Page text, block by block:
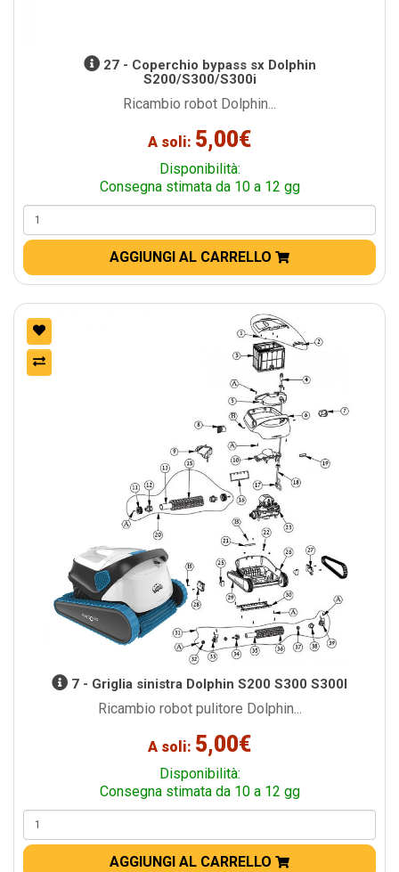
27 - Coperchio bypass sx Dolphin
S200/S300/S300i
Ricambio robot Dolphin...
A soli: 5,00€
Disponibilità:
Consegna stimata da 10 a 12 gg
AGGIUNGI AL CARRELLO
7 - Griglia sinistra Dolphin S200 S300 S300I
Ricambio robot pulitore Dolphin...
A soli: 5,00€
Disponibilità:
Consegna stimata da 10 a 12 gg
AGGIUNGI AL CARRELLO